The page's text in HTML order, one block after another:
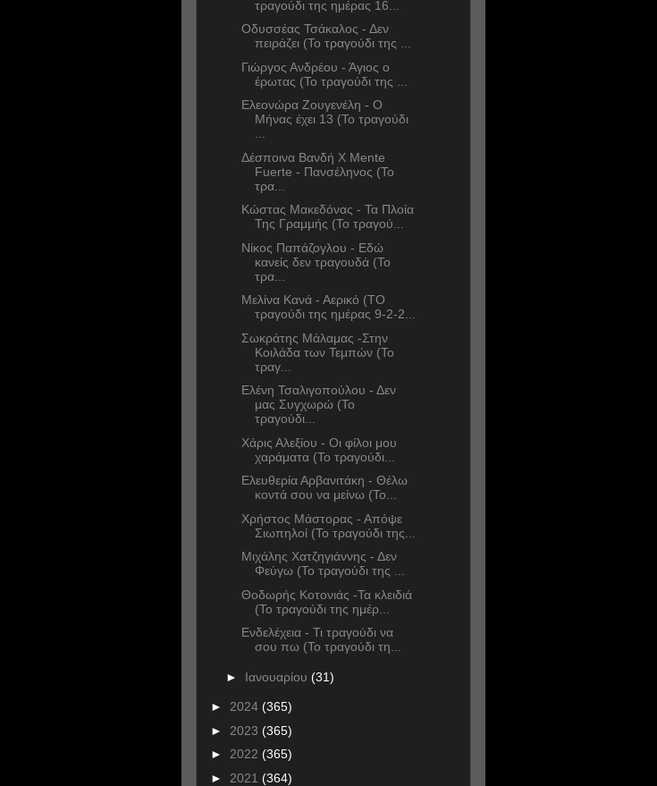
τραγούδι της ημέρας 16...
Οδυσσέας Τσάκαλος - Δεν
πειράζει (Το τραγούδι της ...
Γιώργος Ανδρέου - Άγιος ο
έρωτας (Το τραγούδι της ...
Ελεονώρα Ζουγενέλη - Ο
Μήνας έχει 13 (Το τραγούδι
Δέσποινα Βανδή Χ Mente
Fuerte - Πανσέληνος (Το
τρα...
Κώστας Μακεδόνας - Τα Πλοία
Της Γραμμής (Το τραγού...
Νίκος Παπάζογλου - Εδώ
κανείς δεν τραγουδά (Το
τρα...
Μελίνα Κανά - Αερικό (ΤΟ
τραγούδι της ημέρας 9-2-2...
Σωκράτης Μάλαμας -Στην
Κοιλάδα των Τεμπών (Το
τραγ...
Ελένη Τσαλιγοπούλου - Δεν
μας Συγχωρώ (Το
τραγούδι...
Χάρις Αλεξίου - Οι φίλοι μου
χαράματα (Το τραγούδι...
Ελευθερία Αρβανιτάκη - Θέλω
κοντά σου να μείνω (Το...
Χρήστος Μάστορας - Απόψε
Σιωπηλοί (Το τραγούδι της...
Μιχάλης Χατζηγιάννης - Δεν
Φεύγω (Το τραγούδι της ...
Θοδωρής Κοτονιάς -Τα κλειδιά
(Το τραγούδι της ημέρ...
Ενδελέχεια - Τι τραγούδι να
σου πω (Το τραγούδι τη...
► Ιανουαρίου (31)
► 2024 (365)
► 2023 (365)
► 2022 (365)
► 2021 (364)